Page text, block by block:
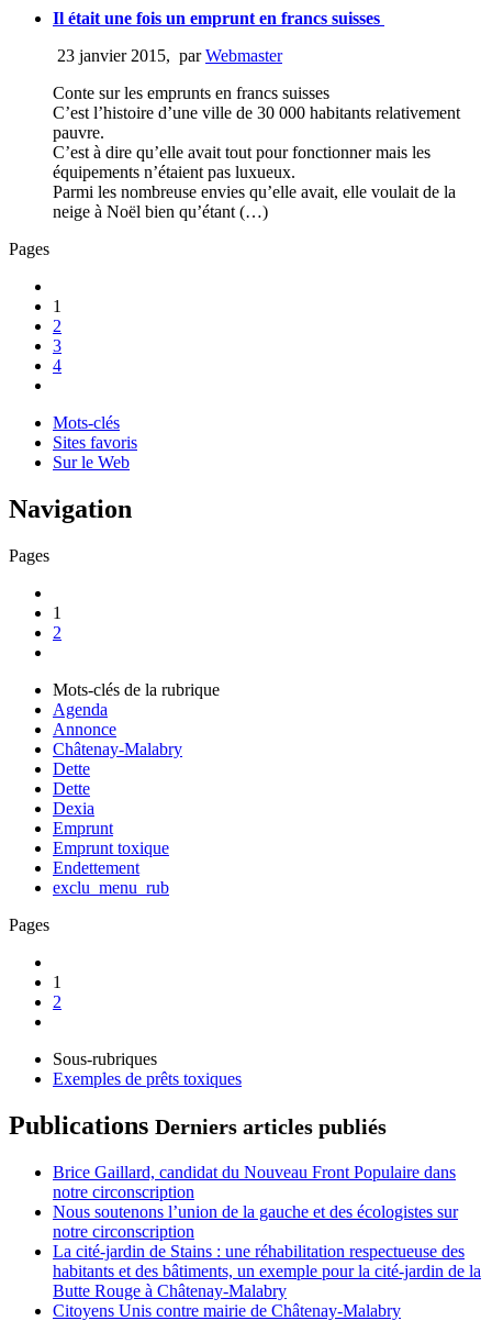
Il était une fois un emprunt en francs suisses
23 janvier 2015, parWebmaster
Conte sur les emprunts en francs suisses
C’est l’histoire d’une ville de 30 000 habitants relativement
pauvre.
C’est à dire qu’elle avait tout pour fonctionner mais les
équipements n’étaient pas luxueux.
Parmi les nombreuse envies qu’elle avait, elle voulait de la
neige à Noël bien qu’étant (…)
Pages
1
2
3
4
Mots-clés
Sites favoris
Sur le Web
Navigation
Pages
1
2
Mots-clés de la rubrique
Agenda
Annonce
Châtenay-Malabry
Dette
Dette
Dexia
Emprunt
Emprunt toxique
Endettement
exclu_menu_rub
Pages
1
2
Sous-rubriques
Exemples de prêts toxiques
Publications Derniers articles publiés
Brice Gaillard, candidat du Nouveau Front Populaire dans
notre circonscription
Nous soutenons l’union de la gauche et des écologistes sur
notre circonscription
La cité-jardin de Stains : une réhabilitation respectueuse des
habitants et des bâtiments, un exemple pour la cité-jardin de la
Butte Rouge à Châtenay-Malabry
Citoyens Unis contre mairie de Châtenay-Malabry